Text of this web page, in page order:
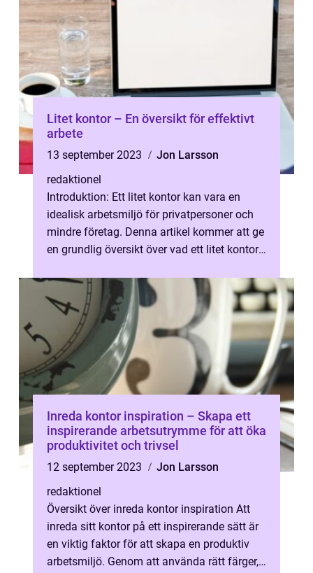
Litet kontor – En översikt för effektivt
arbete
13 september 2023
Jon Larsson
redaktionel
Introduktion: Ett litet kontor kan vara en
idealisk arbetsmiljö för privatpersoner och
mindre företag. Denna artikel kommer att ge
en grundlig översikt över vad ett litet kontor
Inreda kontor inspiration – Skapa ett
inspirerande arbetsutrymme för att öka
produktivitet och trivsel
12 september 2023
Jon Larsson
redaktionel
Översikt över inreda kontor inspiration Att
inreda sitt kontor på ett inspirerande sätt är
en viktig faktor för att skapa en produktiv
arbetsmiljö. Genom att använda rätt färger,